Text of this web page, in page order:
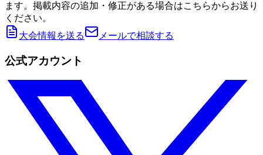
ます。掲載内容の追加・修正がある場合はこちらからお送り
ください。
大会情報を送る
メールで相談する
公式アカウント